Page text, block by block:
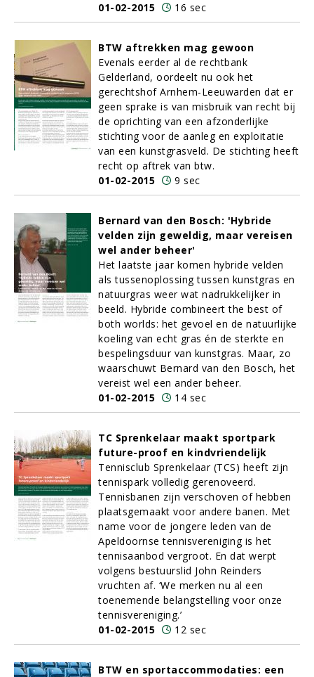
01-02-2015 16 sec
BTW aftrekken mag gewoon
Evenals eerder al de rechtbank
Gelderland, oordeelt nu ook het
gerechtshof Arnhem-Leeuwarden dat er
geen sprake is van misbruik van recht bij
de oprichting van een afzonderlijke
stichting voor de aanleg en exploitatie
van een kunstgrasveld. De stichting heeft
recht op aftrek van btw.
01-02-2015
9 sec
Bernard van den Bosch: 'Hybride
velden zijn geweldig, maar vereisen
wel ander beheer'
Het laatste jaar komen hybride velden
als tussenoplossing tussen kunstgras en
natuurgras weer wat nadrukkelijker in
beeld. Hybride combineert the best of
both worlds: het gevoel en de natuurlijke
koeling van echt gras én de sterkte en
bespelingsduur van kunstgras. Maar, zo
waarschuwt Bernard van den Bosch, het
vereist wel een ander beheer.
01-02-2015
14 sec
TC Sprenkelaar maakt sportpark
future-proof en kindvriendelijk
Tennisclub Sprenkelaar (TCS) heeft zijn
tennispark volledig gerenoveerd.
Tennisbanen zijn verschoven of hebben
plaatsgemaakt voor andere banen. Met
name voor de jongere leden van de
Apeldoornse tennisvereniging is het
tennisaanbod vergroot. En dat werpt
volgens bestuurslid John Reinders
vruchten af. ‘We merken nu al een
toenemende belangstelling voor onze
tennisvereniging.’
01-02-2015
12 sec
BTW en sportaccommodaties: een